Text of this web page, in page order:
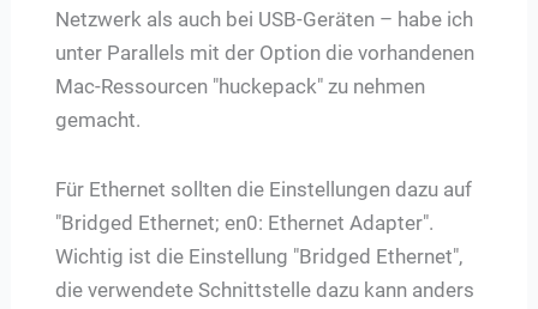
Netzwerk als auch bei USB-Geräten – habe ich
unter Parallels mit der Option die vorhandenen
Mac-Ressourcen "huckepack" zu nehmen
gemacht.
Für Ethernet sollten die Einstellungen dazu auf
"Bridged Ethernet; en0: Ethernet Adapter".
Wichtig ist die Einstellung "Bridged Ethernet",
die verwendete Schnittstelle dazu kann anders